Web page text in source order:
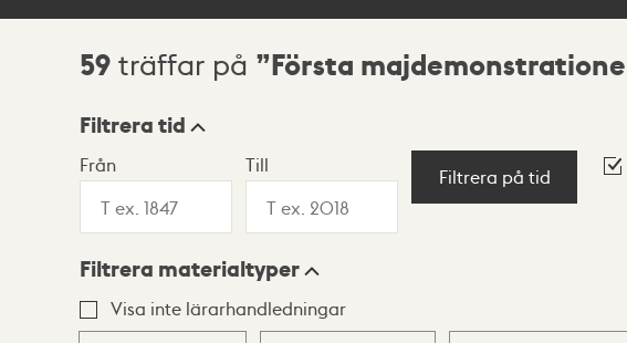
Sökresultat
59 träffar på Första
Visningsläge
Lista Karta
Filtrera tid
Från Till
Filtrera på tid
Filtrera materialtyper
Visa inte lärarhandledningar